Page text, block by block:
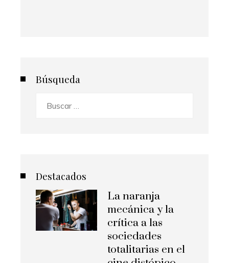
Búsqueda
Destacados
La naranja
mecánica y la
crítica a las
sociedades
totalitarias en el